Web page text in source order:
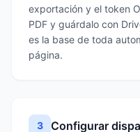
exportación y el token
PDF y guárdalo con
es la base de toda
página.
3 Configurar